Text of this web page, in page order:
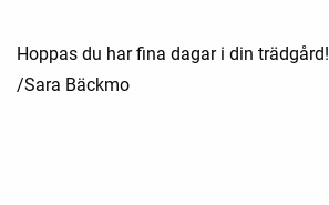
Hoppas du har fina dagar i din trädgård!
/Sara Bäckmo